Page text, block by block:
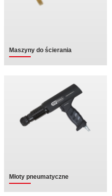
Maszyny do ścierania
Młoty pneumatyczne